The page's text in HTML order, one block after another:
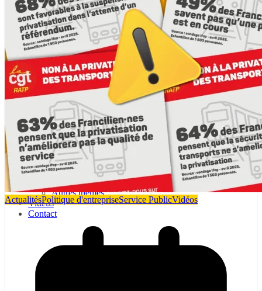
IRP CRP RATP
Trombinoscope CGT-RATP au CA de la CRP
RATP
Salaires – Pouvoir d’achat
Santé au travail
Service Public
Autres thèmes
Vidéos
Contact
ActualitésPolitique d'entrepriseService PublicVidéos